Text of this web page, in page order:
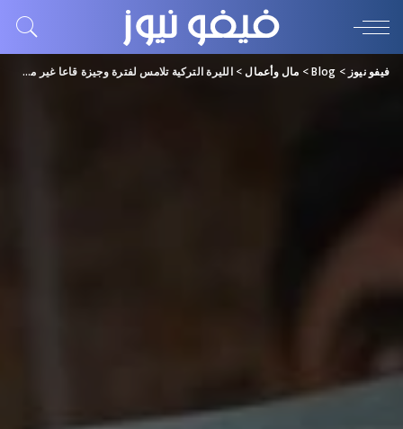
فيفو نيوز >
Blog
> مال وأعمال>الليرة التركية تلامس لفترة وجيزة قاعا غير مسبوق جديدا